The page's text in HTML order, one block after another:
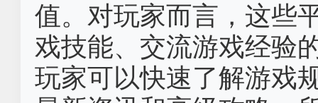
值。对玩家而言，这些
戏技能、交流游戏经验
玩家可以快速了解游戏